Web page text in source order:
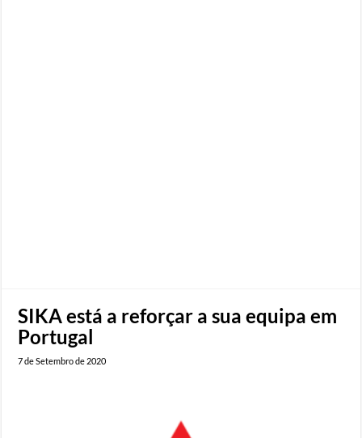
SIKA está a reforçar a sua equipa em
Portugal
7 de Setembro de 2020